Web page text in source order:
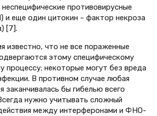
противовирусные
и еще один цитокин – фактор некроза
[7].
известно, что не все пораженные
этому специфическому
процессу; некоторые могут без вреда
В противном случае любая
заканчивалась бы гибелью всего
нужно учитывать сложный
между интерферонами и ФНО-